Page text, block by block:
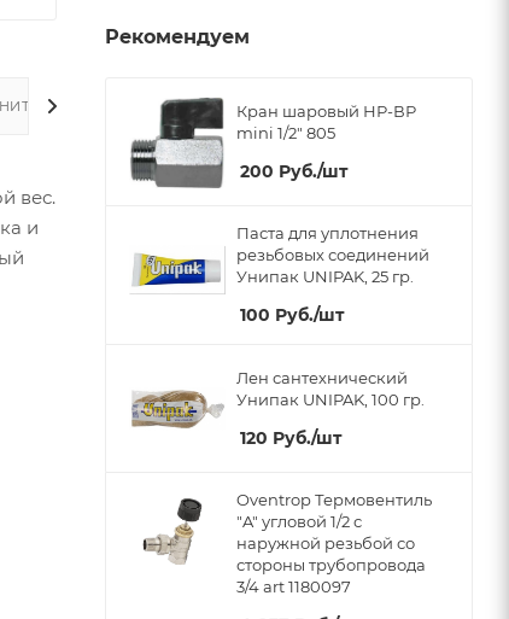
вес.
и
Рекомендуем
Кран шаровый НР-ВР
mini 1/2" 805
200 Руб./шт
Паста для уплотнения
резьбовых соединений
Унипак UNIPAK, 25 гр.
100 Руб./шт
Лен сантехнический
Унипак UNIPAK, 100 гр.
120 Руб./шт
Oventrop Термовентиль
"A" угловой 1/2 с
наружной резьбой со
стороны трубопровода
3/4 art 1180097